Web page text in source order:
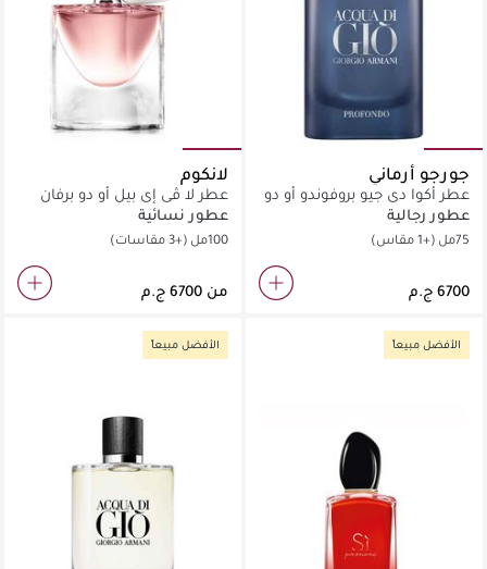
جورجو أرماني
عطر أكوا دي جيو بروفوندو أو دو
برفان
عطور رجالية
75مل (+1 مقاس)
لانكوم
عطر لا ڤي إي بيل أو دو برفان
عطور نسائية
100مل (+3 مقاسات)
من
الأفضل مبيعاً الأفضل مبيعاً